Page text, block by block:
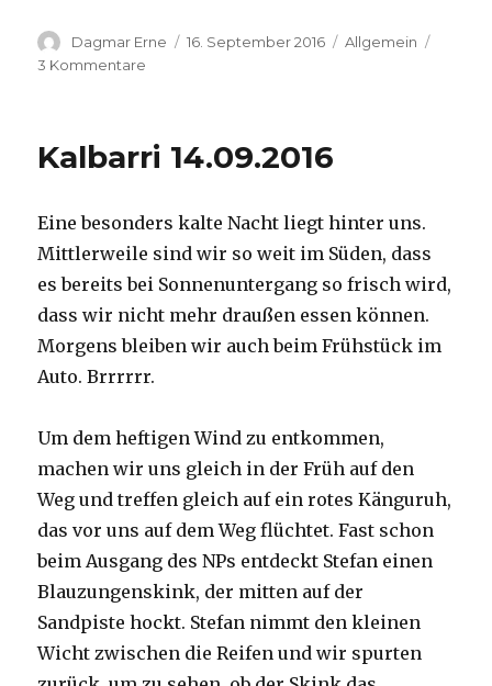
Autor
Dagmar Erne
Veröffentlicht
16. September 2016 Kategorien
Allgemein
3 Kommentare
Kalbarri 14.09.2016
Eine besonders kalte Nacht liegt hinter uns.
Mittlerweile sind wir so weit im Süden, dass
es bereits bei Sonnenuntergang so frisch wird,
dass wir nicht mehr draußen essen können.
Morgens bleiben wir auch beim Frühstück im
Auto. Brrrrrr.
Um dem heftigen Wind zu entkommen,
machen wir uns gleich in der Früh auf den
Weg und treffen gleich auf ein rotes Känguruh,
das vor uns auf dem Weg flüchtet. Fast schon
beim Ausgang des NPs entdeckt Stefan einen
Blauzungenskink, der mitten auf der
Sandpiste hockt. Stefan nimmt den kleinen
Wicht zwischen die Reifen und wir spurten